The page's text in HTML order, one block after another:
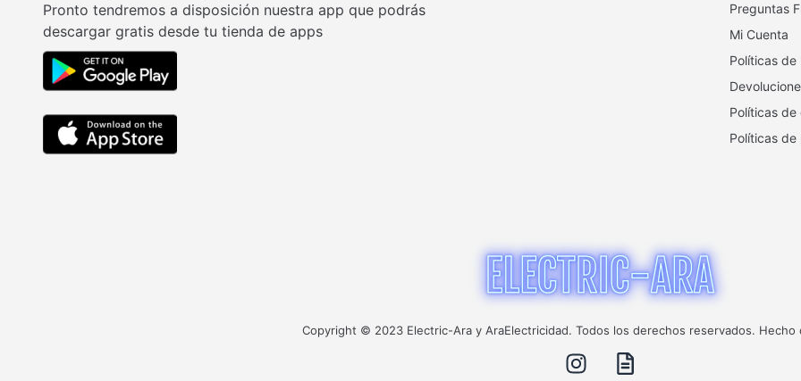
Pronto tendremos a disposición nuestra app que podrás
descargar gratis desde tu tienda de apps
Preguntas
Mi Cuenta
Políticas de
Políticas de
Políticas
Copyright © 2023 Electric-Ara y AraElectricidad. Todos los derechos reservados.